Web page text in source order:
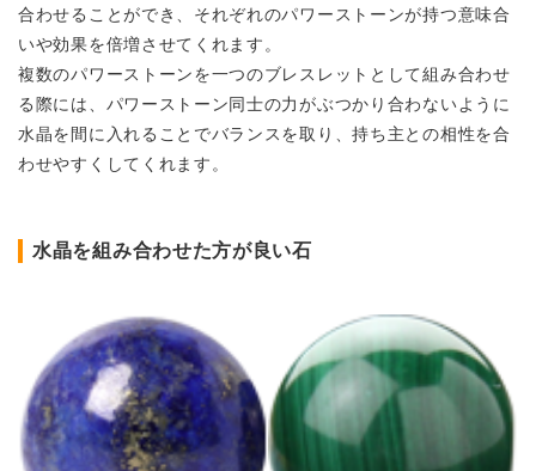
合わせることができ、それぞれのパワーストーンが持つ意味合
いや効果を倍増させてくれます。
複数のパワーストーンを一つのブレスレットとして組み合わせ
る際には、パワーストーン同士の力がぶつかり合わないように
水晶を間に入れることでバランスを取り、持ち主との相性を合
わせやすくしてくれます。
水晶を組み合わせた方が良い石